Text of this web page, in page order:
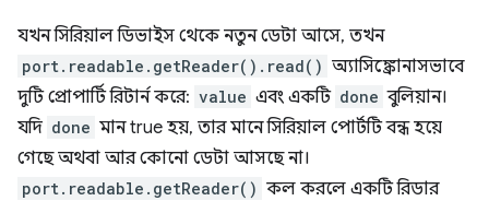
যখন সিরিয়াল ডিভাইস থেকে নতুন ডেটা আসে, তখন
port.readable.getReader().read() অ্যাসিঙ্ক্রোনাসভাবে
দুটি প্রোপার্টি রিটার্ন করে: value এবং একটি done বুলিয়ান।
যদি done মান true হয়, তার মানে সিরিয়াল পোর্টটি বন্ধ হয়ে
গেছে অথবা আর কোনো ডেটা আসছে না।
port.readable.getReader() কল করলে একটি রিডার